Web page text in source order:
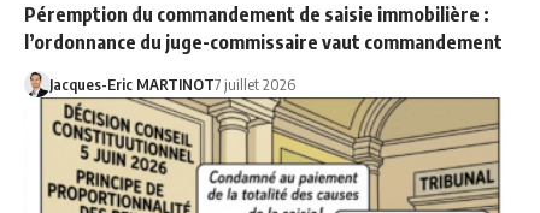
Péremption du commandement de saisie immobilière :
l’ordonnance du juge-commissaire vaut commandement
Jacques-Eric MARTINOT7 juillet 2026